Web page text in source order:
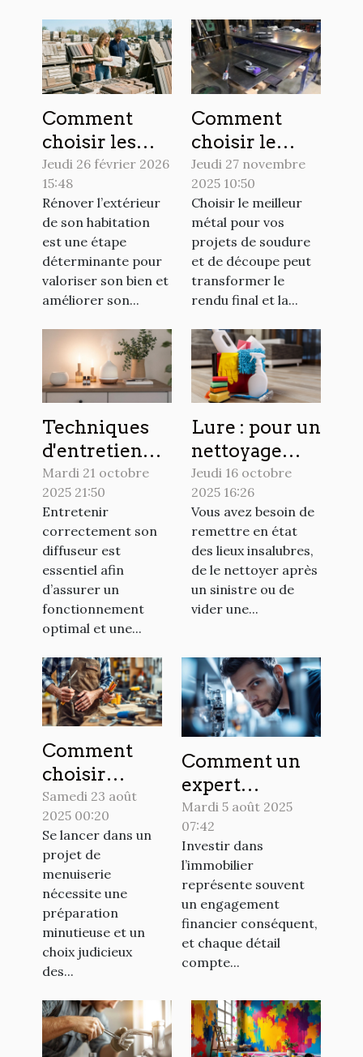
Comment
choisir les
meilleurs
matériaux
pour votre
rénovation
extérieure ?
Jeudi 26 février 2026
15:48
Rénover l’extérieur
de son habitation
est une étape
déterminante pour
valoriser son bien et
améliorer son...
Comment
choisir le
meilleur
métal pour
vos projets de
soudure et de
découpe ?
Jeudi 27 novembre
2025 10:50
Choisir le meilleur
métal pour vos
projets de soudure
et de découpe peut
transformer le
rendu final et la...
Techniques
d'entretien
pour
prolonger la
durée de vie
de votre
diffuseur
Mardi 21 octobre
2025 21:50
Entretenir
correctement son
diffuseur est
essentiel afin
d’assurer un
fonctionnement
optimal et une...
Lure : pour un
nettoyage
extrême, les
habitants font
appel à cette
société
spécialisée !
Jeudi 16 octobre
2025 16:26
Vous avez besoin de
remettre en état
des lieux insalubres,
de le nettoyer après
un sinistre ou de
vider une...
Comment
choisir
l'outil parfait
pour votre
projet de
menuiserie ?
Samedi 23 août
2025 00:20
Se lancer dans un
projet de
menuiserie
nécessite une
préparation
minutieuse et un
choix judicieux
des...
Comment un
expert
technique peut
sauvegarder
votre
investissement
immobilier ?
Mardi 5 août 2025
07:42
Investir dans
l’immobilier
représente souvent
un engagement
financier conséquent,
et chaque détail
compte...